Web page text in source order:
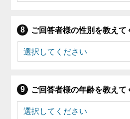
ご回答者様の性別を教えて
ご回答者様の年齢を教えて